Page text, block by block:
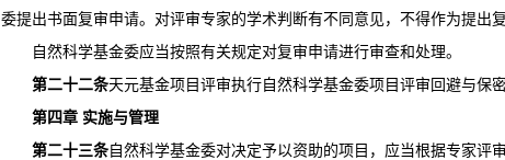
委提出书面复审申请。对评审专家的学术判断有不同意见，不得作为提出
自然科学基金委应当按照有关规定对复审申请进行审查和处理。
第二十二条天元基金项目评审执行自然科学基金委项目评审回避与保
第四章 实施与管理
第二十三条 自然科学基金委对决定予以资助的项目，应当根据专家评